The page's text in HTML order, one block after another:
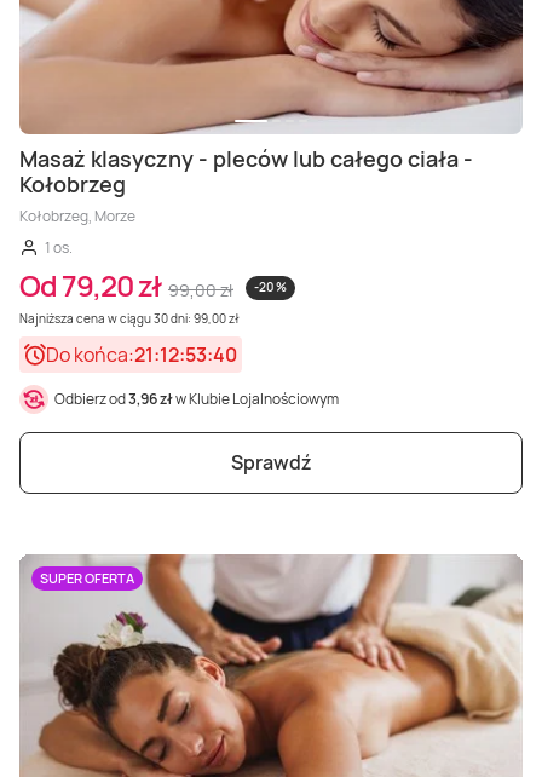
Masaż klasyczny - pleców lub całego ciała -
Kołobrzeg
Kołobrzeg, Morze
1 os.
Od 79,20 zł 99,00 zł
-20 %
Najniższa cena w ciągu 30 dni: 99,00 zł
Do końca:21:12:53:38
Odbierz od3,96 złw Klubie Lojalnościowym
Sprawdź
SUPER OFERTA